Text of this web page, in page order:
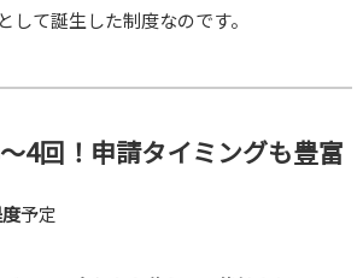
して誕生した制度なのです。
4回！申請タイミングも豊富
予定